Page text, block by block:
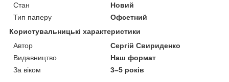
Стан
Новий
Тип паперу
Офсетний
Користувальницькі характеристики
Автор
Сергій Свириденко
Видавництво
Наш формат
За віком
3–5 років